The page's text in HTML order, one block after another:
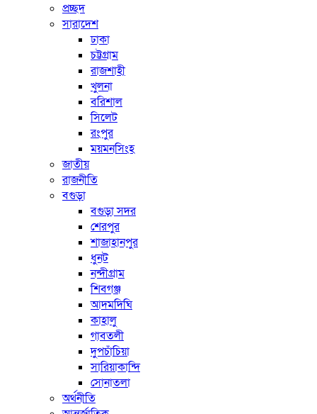
প্রচ্ছদ
সারাদেশ
ঢাকা
চট্টগ্রাম
রাজশাহী
খুলনা
বরিশাল
সিলেট
রংপুর
ময়মনসিংহ
জাতীয়
রাজনীতি
বগুড়া
বগুড়া সদর
শেরপুর
শাজাহানপুর
ধুনট
নন্দীগ্রাম
শিবগঞ্জ
আদমদিঘি
কাহালু
গাবতলী
দুপচাঁচিয়া
সারিয়াকান্দি
সোনাতলা
অর্থনীতি